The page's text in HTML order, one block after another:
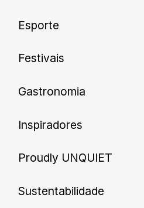
novidades.
Esporte
Festivais
Gastronomia
Inspiradores
Proudly UNQUIET
Sustentabilidade